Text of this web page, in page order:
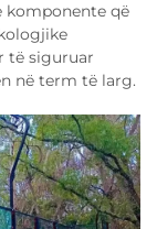
komponente që
të siguruar
në term të larg.